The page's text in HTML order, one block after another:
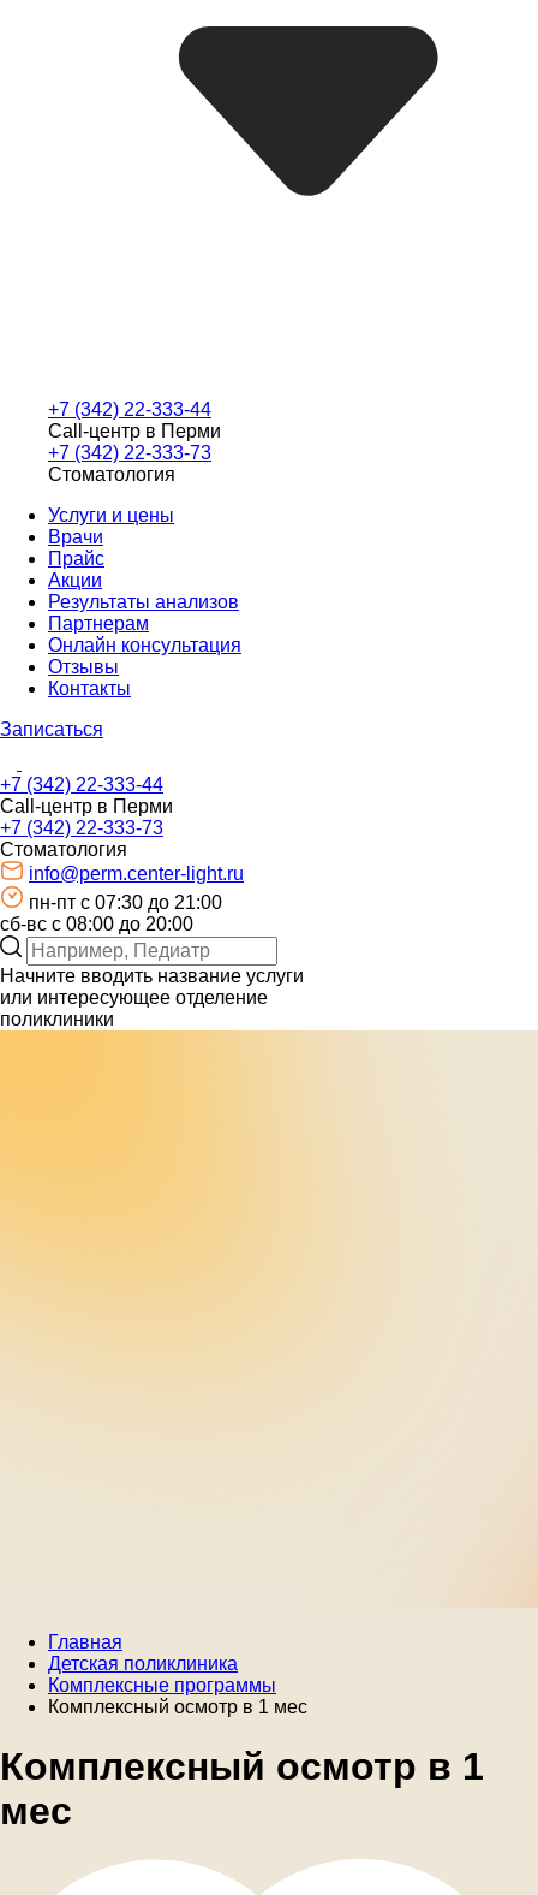
+7 (342) 22-333-44
Call-центр в Перми
+7 (342) 22-333-73
Стоматология
Услуги и цены
Врачи
Прайс
Акции
Результаты анализов
Партнерам
Онлайн консультация
Отзывы
Контакты
Записаться
+7 (342) 22-333-44
Call-центр в Перми
+7 (342) 22-333-73
Стоматология
info@perm.center-light.ru
пн-пт c 07:30 до 21:00
сб-вс с 08:00 до 20:00
Начните вводить название услуги
или интересующее отделение
поликлиники
Главная
Детская поликлиника
Комплексные программы
Комплексный осмотр в 1 мес
Комплексный осмотр в 1
мес